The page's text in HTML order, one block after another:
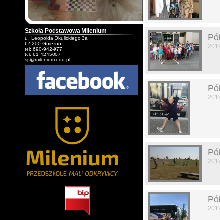
Szkoła Podstawowa Milenium
ul. Leopolda Okulickiego 3a
62-200 Gniezno
tel: 690-942-977
tel: 61 4245007
sp@milenium.edu.pl